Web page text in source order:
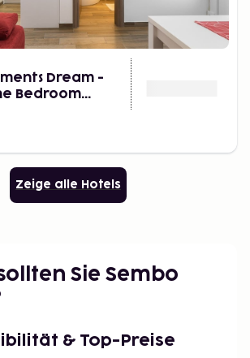
Dream -
Bedroom
Zeige alle Hotels
Sie Sembo
& Top-Preise